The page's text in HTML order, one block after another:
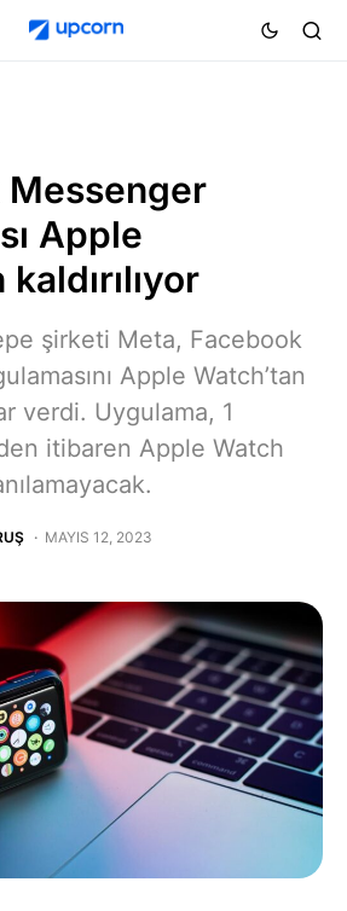
Messenger
Apple
şirketi Meta, Facebook
Apple Watch’tan
verdi. Uygulama, 1
itibaren Apple Watch
MAYIS 12, 2023